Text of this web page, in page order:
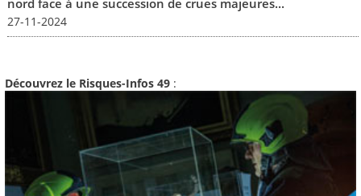
27-11-2024
Découvrez le Risques-Infos 49 :